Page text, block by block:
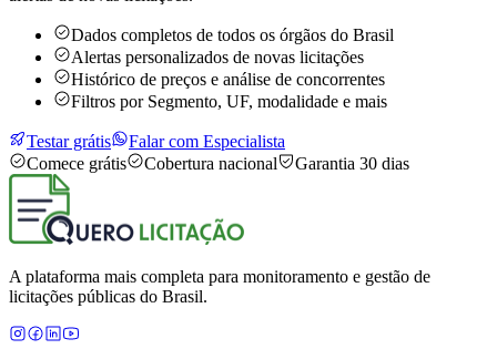
Dados completos de todos os órgãos do Brasil
Alertas personalizados de novas licitações
Histórico de preços e análise de concorrentes
Filtros por Segmento, UF, modalidade e mais
Testar grátis
Falar com Especialista
Comece grátis
Cobertura nacional Garantia 30 dias
A plataforma mais completa para monitoramento e gestão de
licitações públicas do Brasil.